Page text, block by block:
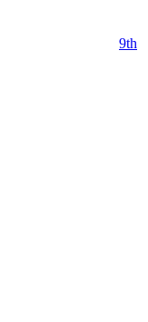
9th